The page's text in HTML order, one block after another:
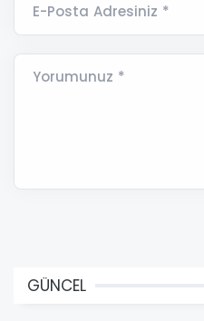
E-Posta Adresiniz *
Yorumunuz *
GÜNCEL